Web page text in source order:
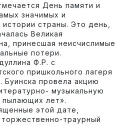
День памяти и
значимых и
страны. Это день,
Великая
принесшая неисчислимые
потери.
Ф.Р. с
пришкольного лагеря
провела акцию
музыкальную
пылающих лет».
этой дате,
траурный